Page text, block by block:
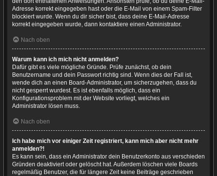
Adresse korrekt eingegeben hast oder die E-Mail von einem Spam-Filter
blockiert wurde. Wenn du dir sicher bist, dass deine E-Mail-Adresse
korrekt eingegeben wurde, dann kontaktiere einen Administrator.
Nach oben
Warum kann ich mich nicht anmelden?
Dafür gibt es viele mögliche Gründe. Prüfe zunächst, ob dein
Benutzername und dein Passwort richtig sind. Wenn dies der Fall ist,
wende dich an einen Board-Administrator, um sicherzugehen, dass du
nicht gesperrt wurdest. Es ist ebenfalls möglich, dass ein
Konfigurationsproblem mit der Website vorliegt, welches ein
Administrator lösen muss.
Nach oben
Ich habe mich vor einiger Zeit registriert, kann mich aber nicht mehr
anmelden?!
Es kann sein, dass ein Administrator dein Benutzerkonto aus verschieden
Gründen deaktiviert oder gelöscht hat. Außerdem löschen viele Boards
regelmäßig Benutzer, die für längere Zeit keine Beiträge geschrieben